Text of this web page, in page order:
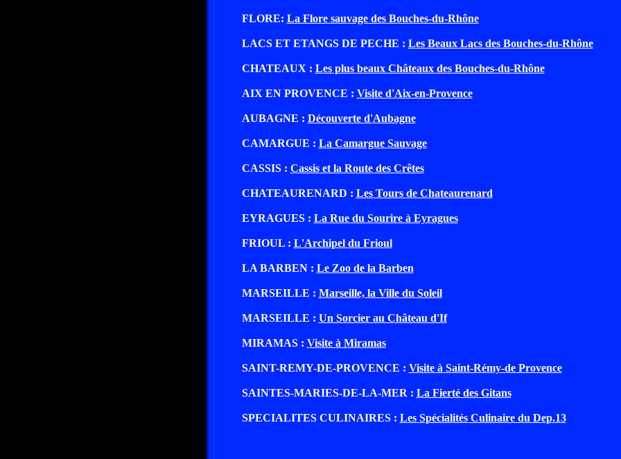
FLORE: La Flore sauvage des Bouches-du-Rhône
LACS ET ETANGS DE PECHE : Les Beaux Lacs des Bouches-du-Rhône
CHATEAUX : Les plus beaux Châteaux des Bouches-du-Rhône
AIX EN PROVENCE : Visite d'Aix-en-Provence
AUBAGNE : Découverte d'Aubagne
CAMARGUE : La Camargue Sauvage
CASSIS : Cassis et la Route des Crêtes
CHATEAURENARD : Les Tours de Chateaurenard
EYRAGUES : La Rue du Sourire à Eyragues
FRIOUL : L'Archipel du Frioul
LA BARBEN : Le Zoo de la Barben
MARSEILLE : Marseille, la Ville du Soleil
MARSEILLE : Un Sorcier au Château d'If
MIRAMAS : Visite à Miramas
SAINT-REMY-DE-PROVENCE : Visite à Saint-Rémy-de Provence
SAINTES-MARIES-DE-LA-MER : La Fierté des Gitans
SPECIALITES CULINAIRES : Les Spécialités Culinaire du Dep.13